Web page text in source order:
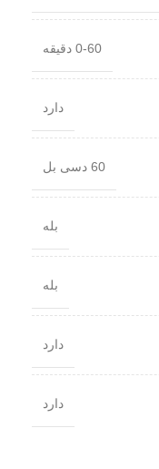
0-60 دقیقه
دارد
60 دسی بل
بله
بله
دارد
دارد